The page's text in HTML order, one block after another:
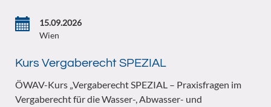
15.09.2026
Wien
Kurs Vergaberecht SPEZIAL
ÖWAV-Kurs „Vergaberecht SPEZIAL – Praxisfragen im
Vergaberecht für die Wasser-, Abwasser- und